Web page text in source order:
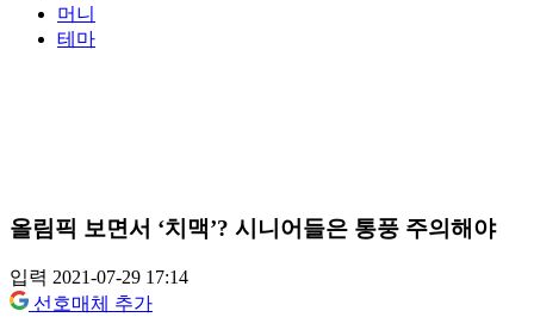
머니
테마
올림픽 보면서 ‘치맥’? 시니어들은 통풍 주의해야
입력 2021-07-29 17:14
선호매체 추가